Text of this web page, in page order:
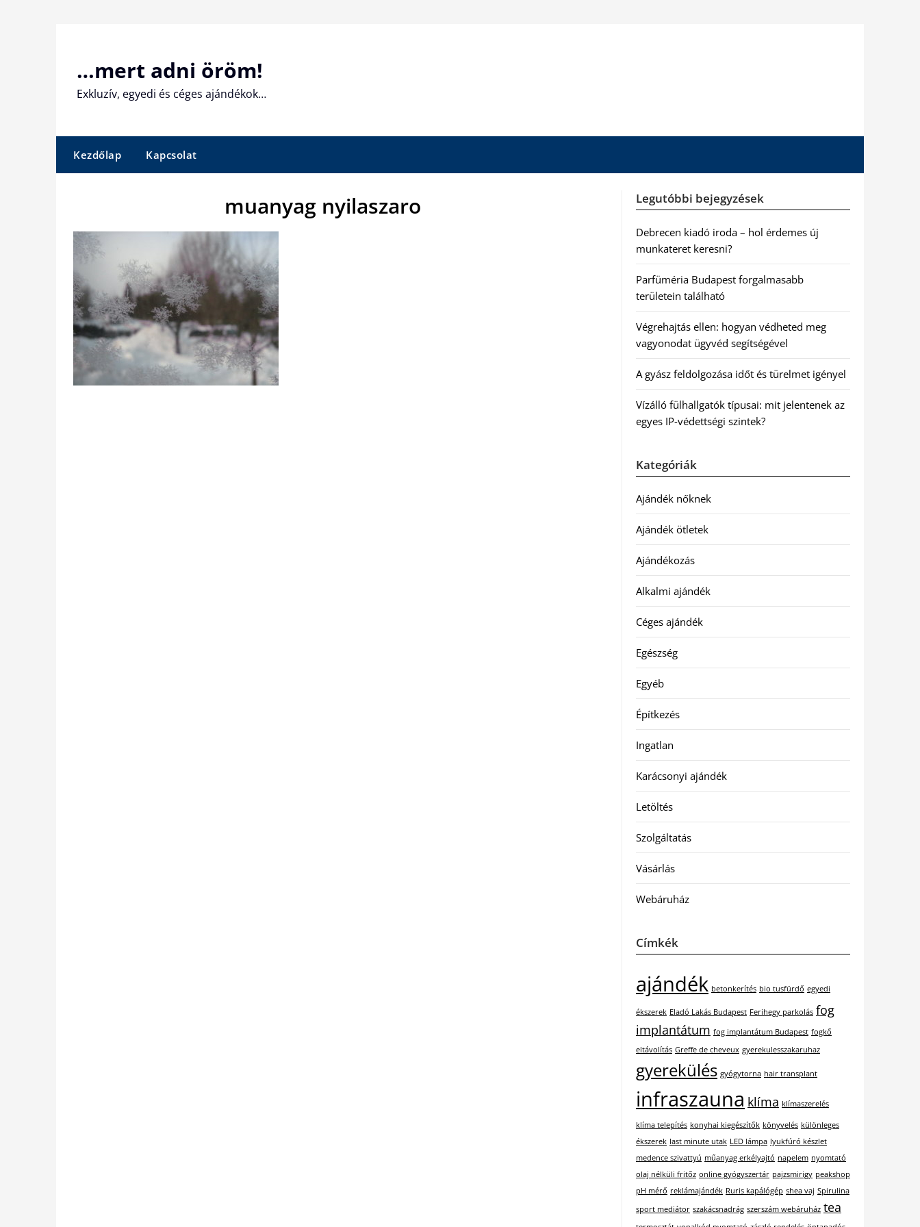
…mert adni öröm!
Exkluzív, egyedi és céges ajándékok…
Kezdőlap Kapcsolat
muanyag nyilaszaro Legutóbbi bejegyzések
Debrecen kiadó iroda – hol érdemes új
munkateret keresni?
Parfüméria Budapest forgalmasabb
területein található
Végrehajtás ellen: hogyan védheted meg
vagyonodat ügyvéd segítségével
A gyász feldolgozása időt és türelmet igényel
Vízálló fülhallgatók típusai: mit jelentenek az
egyes IP-védettségi szintek?
Kategóriák
Ajándék nőknek
Ajándék ötletek
Ajándékozás
Alkalmi ajándék
Céges ajándék
Egészség
Egyéb
Építkezés
Ingatlan
Karácsonyi ajándék
Letöltés
Szolgáltatás
Vásárlás
Webáruház
Címkék
ajándék betonkerítés bio tusfürdő egyedi
ékszerek Eladó Lakás Budapest Ferihegy parkolás fog
implantátum fog implantátum Budapest fogkő
eltávolítás Greffe de cheveux gyerekulesszakaruhaz
gyerekülés gyógytorna hair transplant
infraszauna klíma klímaszerelés
klíma telepítés konyhai kiegészítők könyvelés különleges
ékszerek last minute utak LED lámpa lyukfúró készlet
medence szivattyú műanyag erkélyajtó napelem nyomtató
olaj nélküli fritőz online gyógyszertár pajzsmirigy peakshop
pH mérő reklámajándék Ruris kapálógép shea vaj Spirulina
sport mediátor szakácsnadrág szerszám webáruház tea